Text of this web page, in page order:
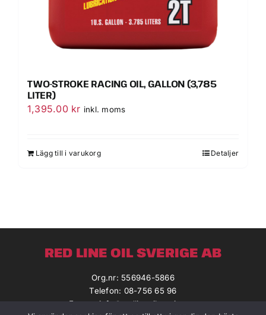
TWO-STROKE RACING OIL, GALLON (3,785
LITER)
1,395.00 kr inkl. moms
Lägg till i varukorg Detaljer
RED LINE OIL SVERIGE AB
Org.nr: 556946-5866
Telefon: 08-756 65 96
E-post: info@redlineoilsverige.se